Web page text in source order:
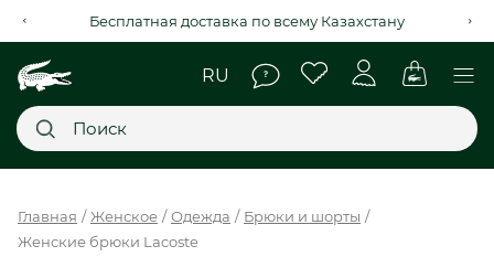
Рассрочка на 4 месяца через Kaspi Red+
НОВИНКИ
Главная Женское Одежда
Брюки и шорты
Женские брюки Lacoste